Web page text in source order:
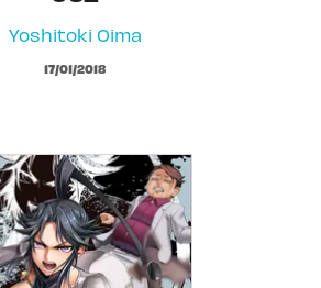
Yoshitoki Oima
17/01/2018